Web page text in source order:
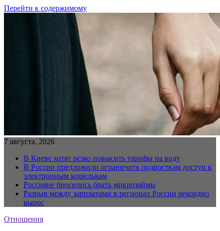
Перейти к содержимому
7 августа, 2026
В Киеве хотят резко повысить тарифы на воду
В России предложили ограничить подросткам доступ к
электронным кошелькам
Россияне бросились брать микрозаймы
Разрыв между зарплатами в регионах России рекордно
вырос
Отношения